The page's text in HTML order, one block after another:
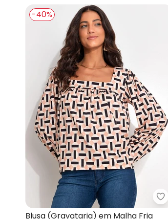
-40%
Blusa (Gravataria) em Malha Fria